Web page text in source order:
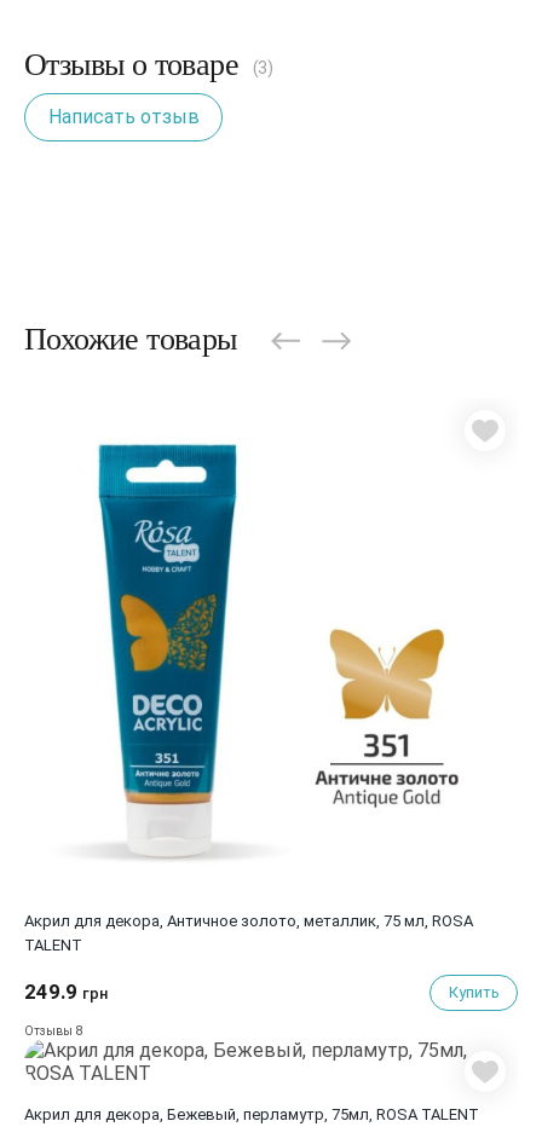
Отзывы о товаре (3)
Написать отзыв
Похожие товары
Акрил для декора, Античное золото, металлик, 75 мл, ROSA
TALENT
249.9 грн Купить
Отзывы 8
Акрил для декора, Бежевый, перламутр, 75мл, ROSA TALENT